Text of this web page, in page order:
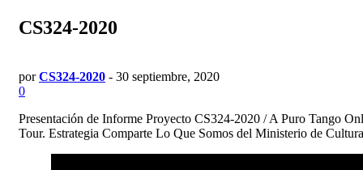
CS324-2020
porCS324-2020 - 30 septiembre, 2020
0
Presentación de Informe Proyecto CS324-2020 / A Puro Tango
Tour. Estrategia Comparte Lo Que Somos del Ministerio de